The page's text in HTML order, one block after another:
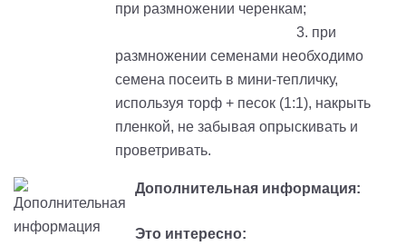
при размножении черенкам;
3. при
размножении семенами необходимо
семена посеить в мини-тепличку,
используя торф + песок (1:1), накрыть
пленкой, не забывая опрыскивать и
проветривать.
Дополнительная информация:
Это интересно: